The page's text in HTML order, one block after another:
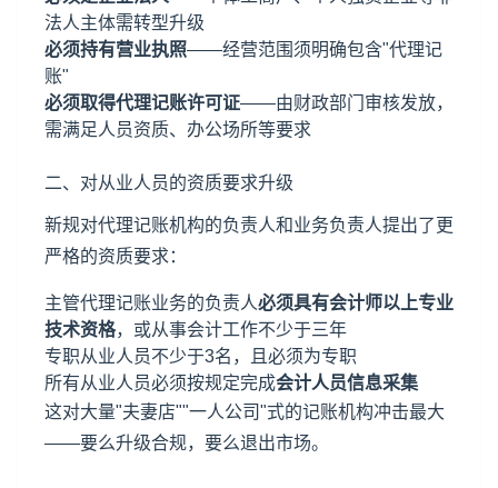
法人主体需转型升级
必须持有营业执照——经营范围须明确包含"代理记
账"
必须取得代理记账许可证——由财政部门审核发放，
需满足人员资质、办公场所等要求
二、对从业人员的资质要求升级
新规对代理记账机构的负责人和业务负责人提出了更
严格的资质要求：
主管代理记账业务的负责人必须具有会计师以上专业
技术资格，或从事会计工作不少于三年
专职从业人员不少于3名，且必须为专职
所有从业人员必须按规定完成会计人员信息采集
这对大量"夫妻店""一人公司"式的记账机构冲击最大
——要么升级合规，要么退出市场。